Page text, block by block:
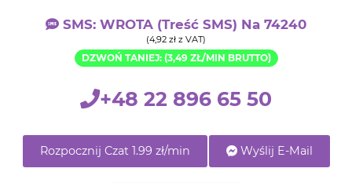
SMS: WROTA (treść SMS) Na 74240
(4,92 zł z VAT)
DZWOŃ TANIEJ: (3,49 ZŁ/MIN BRUTTO)
+48 22 896 65 50
Rozpocznij Czat 1.99 zł/min Wyślij E-Mail